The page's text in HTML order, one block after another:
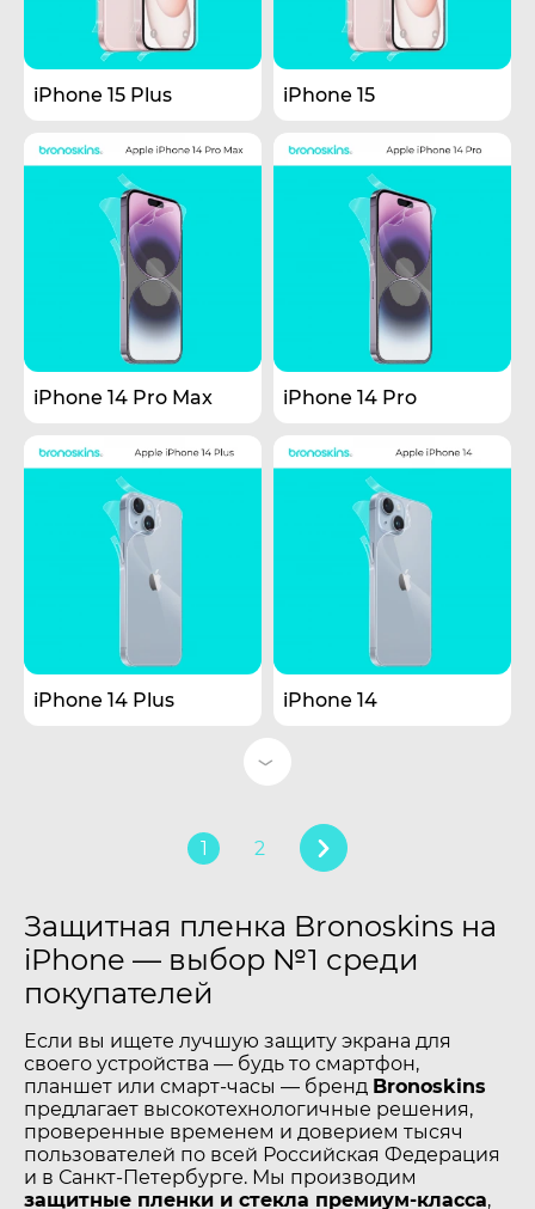
iPhone 15 Plus iPhone 15
iPhone 14 Pro Max iPhone 14 Pro
iPhone 14 Plus iPhone 14
1 2
Защитная пленка Bronoskins на
iPhone — выбор №1 среди
покупателей
Если вы ищете лучшую защиту экрана для
своего устройства — будь то смартфон,
планшет или смарт-часы — бренд Bronoskins
предлагает высокотехнологичные решения,
проверенные временем и доверием тысяч
пользователей по всей Российская Федерация
и в Санкт-Петербурге. Мы производим
защитные пленки и стекла премиум-класса,